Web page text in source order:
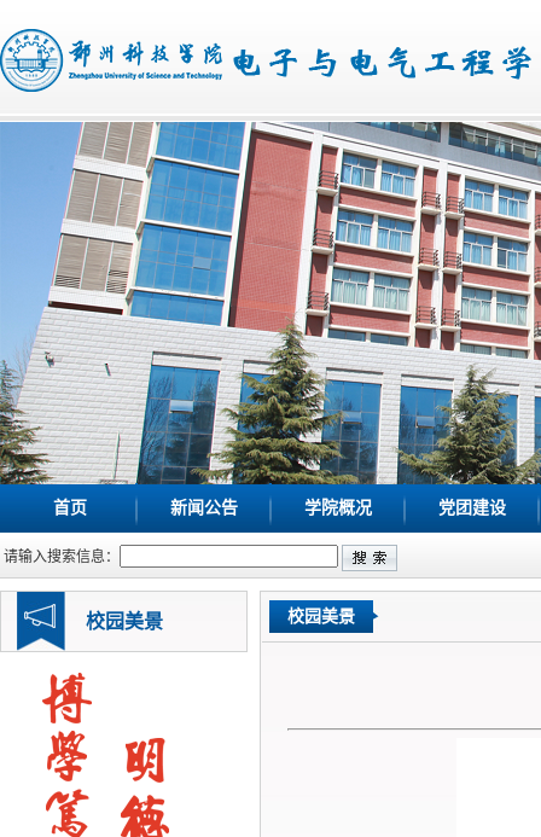
首页 新闻公告 学院概况 党团建设
请输入搜索信息：
校园美景 校园美景